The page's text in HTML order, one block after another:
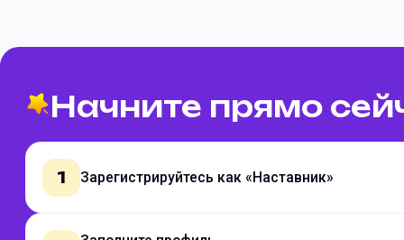
Начните прямо
1 Зарегистрируйтесь как «Наставник»